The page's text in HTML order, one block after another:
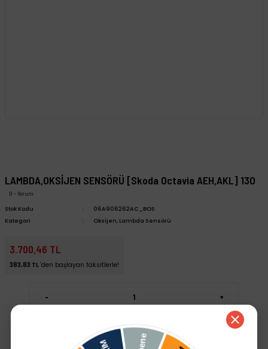
LAMBDA,OKSİJEN SENSÖRÜ [Skoda Octavia AEH,AKL] 13O
0 - Yorum
Stok Kodu
06A906262AC_BOS
Kategori
Oksijen, Lambda Sensörü
3.700,46 TL
383,83 TL 'den başlayan taksitlerle!
- +
Sepete Ekle Hızlı Satın Al